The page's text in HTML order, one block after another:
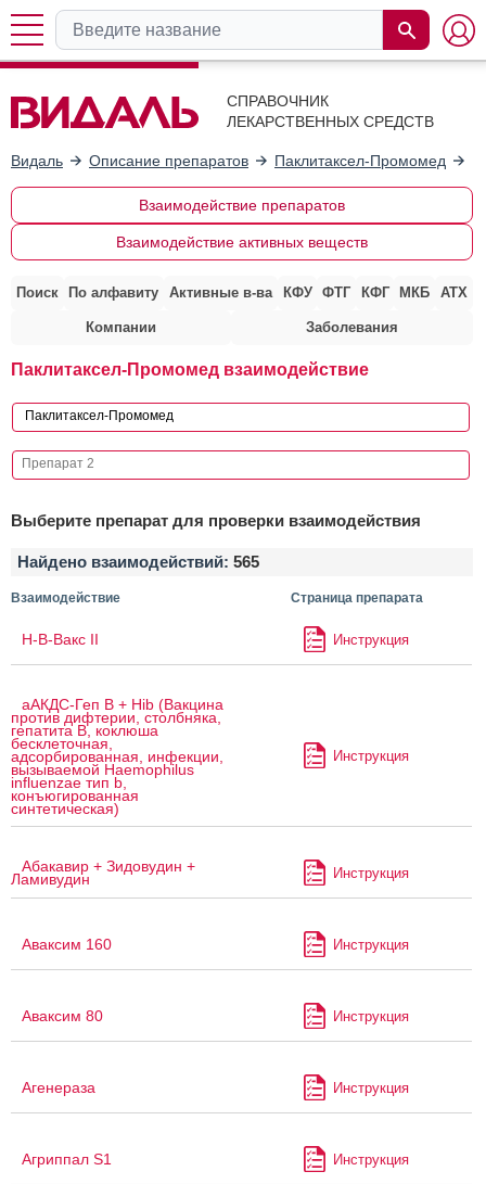
СПРАВОЧНИК
ЛЕКАРСТВЕННЫХ СРЕДСТВ
Видаль Описание препаратов Паклитаксел-Промомед
Взаимодействие препаратов
Взаимодействие активных веществ
Поиск По алфавиту Активные в-ва КФУ ФТГ КФГ МКБ АТХ
Компании Заболевания
Паклитаксел-Промомед взаимодействие
Выберите препарат для проверки взаимодействия
Найдено взаимодействий: 565
Взаимодействие Страница препарата
H-B-Вакс II Инструкция
аАКДС-Геп B + Hib (Вакцина
против дифтерии, столбняка,
гепатита B, коклюша
бесклеточная,
адсорбированная, инфекции,
вызываемой Haemophilus
influenzae тип b,
конъюгированная
синтетическая)
Инструкция
Абакавир + Зидовудин +
Ламивудин Инструкция
Аваксим 160 Инструкция
Аваксим 80 Инструкция
Агенераза Инструкция
Агриппал S1 Инструкция